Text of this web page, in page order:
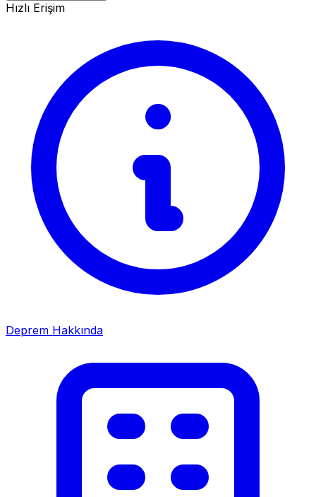
Hızlı Erişim
Deprem Hakkında